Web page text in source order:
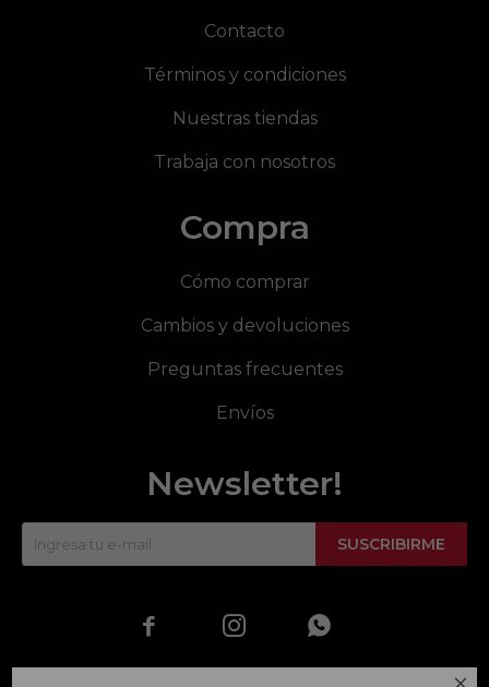
Contacto
Términos y condiciones
Nuestras tiendas
Trabaja con nosotros
Compra
Cómo comprar
Cambios y devoluciones
Preguntas frecuentes
Envíos
Newsletter!
SUSCRIBIRME
  